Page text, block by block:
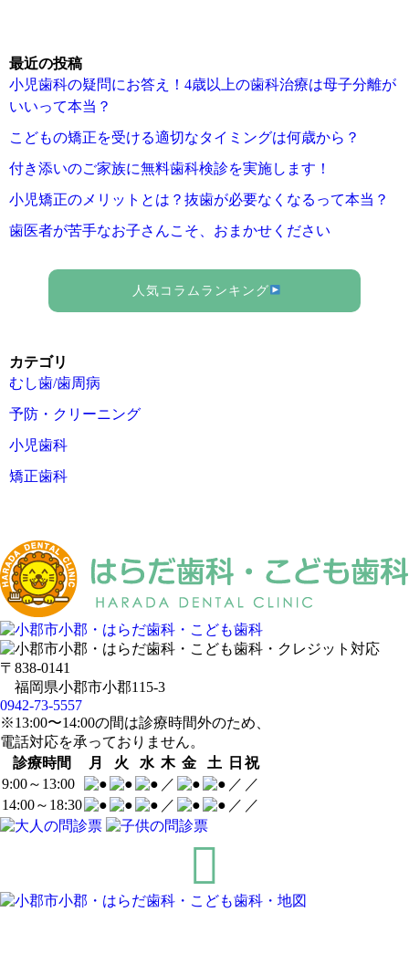
最近の投稿
小児歯科の疑問にお答え！4歳以上の歯科治療は母子分離が
いいって本当？
こどもの矯正を受ける適切なタイミングは何歳から？
付き添いのご家族に無料歯科検診を実施します！
小児矯正のメリットとは？抜歯が必要なくなるって本当？
歯医者が苦手なお子さんこそ、おまかせください
人気コラムランキング
カテゴリ
むし歯/歯周病
予防・クリーニング
小児歯科
矯正歯科
〒838-0141
福岡県小郡市小郡115-3
0942-73-5557
※13:00〜14:00の間は診療時間外のため、
電話対応を承っておりません。
診療時間
月 火 水 木 金 土 日 祝
9:00～13:00
／ ／ ／
14:00～18:30
／ ／ ／